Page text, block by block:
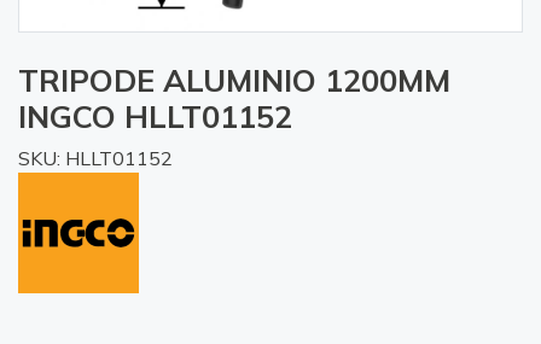
TRIPODE ALUMINIO 1200MM
INGCO HLLT01152
SKU: HLLT01152